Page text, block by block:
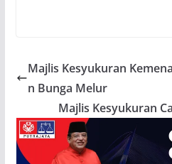
Majlis Kesyukuran
n Bunga Melur
Majlis Kesyukuran